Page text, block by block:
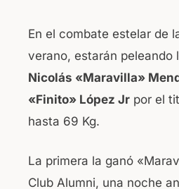
En el combate estelar de
verano, estarán peleando
Nicolás «Maravilla»
«Finito» López Jr por el
hasta 69 Kg.
La primera la ganó
Club Alumni, una noche